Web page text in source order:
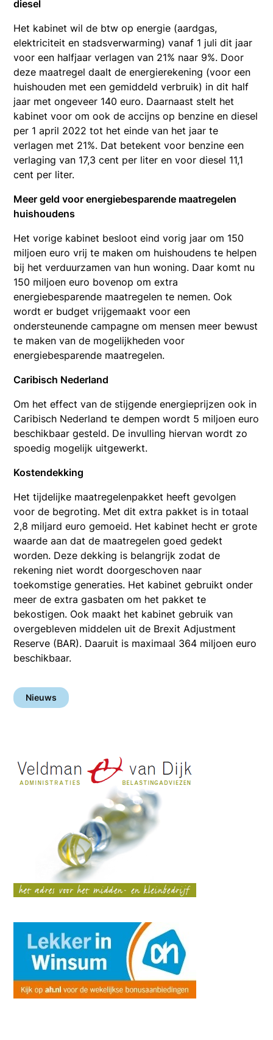
diesel
Het kabinet wil de btw op energie (aardgas,
elektriciteit en stadsverwarming) vanaf 1 juli dit jaar
voor een halfjaar verlagen van 21% naar 9%. Door
deze maatregel daalt de energierekening (voor een
huishouden met een gemiddeld verbruik) in dit half
jaar met ongeveer 140 euro. Daarnaast stelt het
kabinet voor om ook de accijns op benzine en diesel
per 1 april 2022 tot het einde van het jaar te
verlagen met 21%. Dat betekent voor benzine een
verlaging van 17,3 cent per liter en voor diesel 11,1
cent per liter.
Meer geld voor energiebesparende maatregelen
huishoudens
Het vorige kabinet besloot eind vorig jaar om 150
miljoen euro vrij te maken om huishoudens te helpen
bij het verduurzamen van hun woning. Daar komt nu
150 miljoen euro bovenop om extra
energiebesparende maatregelen te nemen. Ook
wordt er budget vrijgemaakt voor een
ondersteunende campagne om mensen meer bewust
te maken van de mogelijkheden voor
energiebesparende maatregelen.
Caribisch Nederland
Om het effect van de stijgende energieprijzen ook in
Caribisch Nederland te dempen wordt 5 miljoen euro
beschikbaar gesteld. De invulling hiervan wordt zo
spoedig mogelijk uitgewerkt.
Kostendekking
Het tijdelijke maatregelenpakket heeft gevolgen
voor de begroting. Met dit extra pakket is in totaal
2,8 miljard euro gemoeid. Het kabinet hecht er grote
waarde aan dat de maatregelen goed gedekt
worden. Deze dekking is belangrijk zodat de
rekening niet wordt doorgeschoven naar
toekomstige generaties. Het kabinet gebruikt onder
meer de extra gasbaten om het pakket te
bekostigen. Ook maakt het kabinet gebruik van
overgebleven middelen uit de Brexit Adjustment
Reserve (BAR). Daaruit is maximaal 364 miljoen euro
beschikbaar.
Nieuws